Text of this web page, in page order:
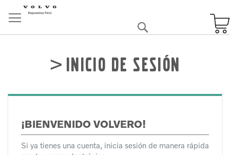
to
Content
Inicio de sesión
¡BIENVENIDO VOLVERO!
Si ya tienes una cuenta, inicia sesión de manera rápida